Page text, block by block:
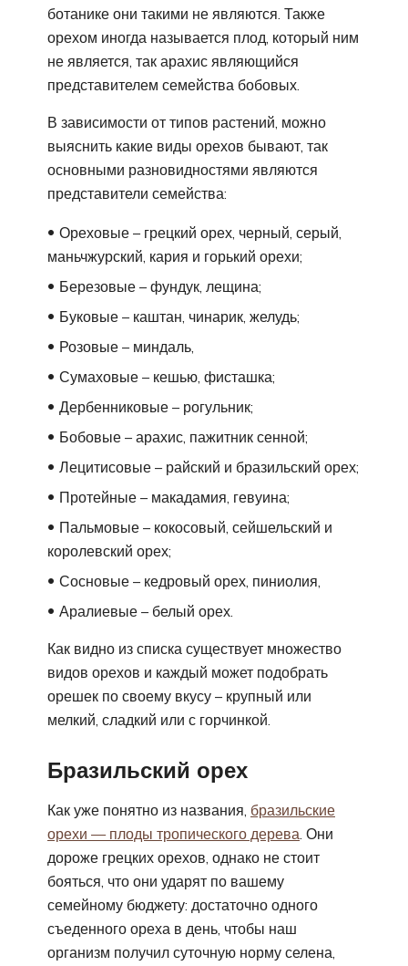
ботанике они такими не являются. Также
орехом иногда называется плод, который ним
не является, так арахис являющийся
представителем семейства бобовых.
В зависимости от типов растений, можно
выяснить какие виды орехов бывают, так
основными разновидностями являются
представители семейства:
Ореховые – грецкий орех, черный, серый,
маньчжурский, кария и горький орехи;
Березовые – фундук, лещина;
Буковые – каштан, чинарик, желудь;
Розовые – миндаль,
Сумаховые – кешью, фисташка;
Дербенниковые – рогульник;
Бобовые – арахис, пажитник сенной;
Лецитисовые – райский и бразильский орех;
Протейные – макадамия, гевуина;
Пальмовые – кокосовый, сейшельский и
королевский орех;
Сосновые – кедровый орех, пиниолия,
Аралиевые – белый орех.
Как видно из списка существует множество
видов орехов и каждый может подобрать
орешек по своему вкусу – крупный или
мелкий, сладкий или с горчинкой.
Бразильский орех
Как уже понятно из названия, бразильские
орехи — плоды тропического дерева. Они
дороже грецких орехов, однако не стоит
бояться, что они ударят по вашему
семейному бюджету: достаточно одного
съеденного ореха в день, чтобы наш
организм получил суточную норму селена,